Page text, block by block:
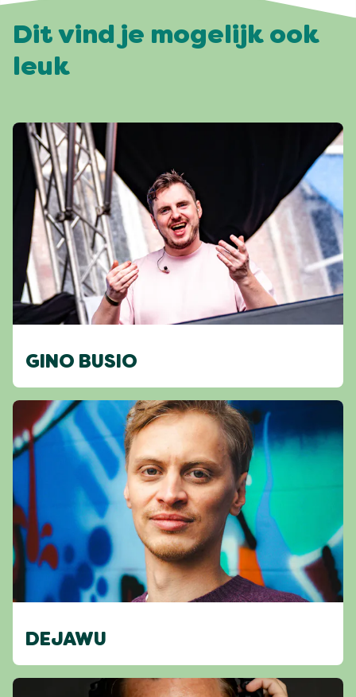
Dit vind je mogelijk ook
leuk
GINO BUSIO
DEJAWU